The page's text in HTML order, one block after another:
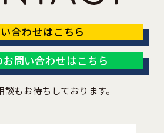
合わせはこちら
問い合わせはこちら
談もお待ちしております。